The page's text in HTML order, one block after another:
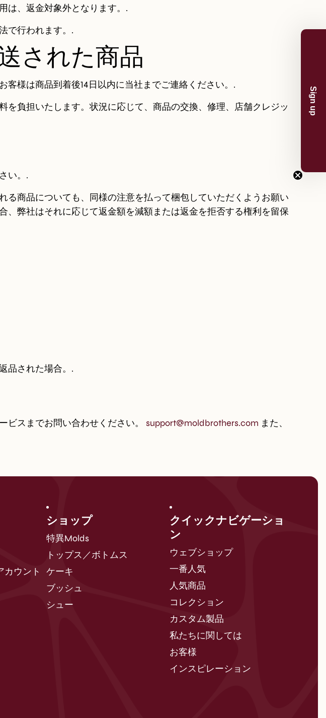
は、返金対象外となります。.
で行われます。.
された商品
様は商品到着後14日以内に当社までご連絡ください。.
負担いたします。状況に応じて、商品の交換、修理、店舗クレジッ
い。.
商品についても、同様の注意を払って梱包していただくようお願い
弊社はそれに応じて返金額を減額または返金を拒否する権利を留保
品された場合。.
ビスまでお問い合わせください。 support@moldbrothers.com また、
カウント
ショップ
特異Molds
トップス／ボトムス
ケーキ
ブッシュ
シュー
クイックナビゲーショ
ン
ウェブショップ
一番人気
人気商品
コレクション
カスタム製品
私たちに関しては
お客様
インスピレーション
Sign up